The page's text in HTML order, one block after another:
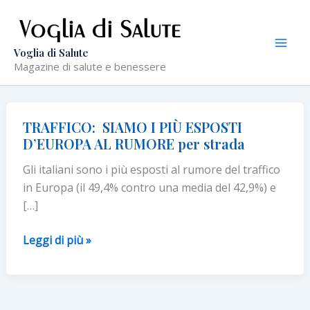
contenuto
Voglia di Salute
Magazine di salute e benessere
TRAFFICO: SIAMO I PIÙ ESPOSTI
D’EUROPA AL RUMORE per strada
Gli italiani sono i più esposti al rumore del traffico
in Europa (il 49,4% contro una media del 42,9%) e
[…]
TRAFFICO:
Leggi di più »